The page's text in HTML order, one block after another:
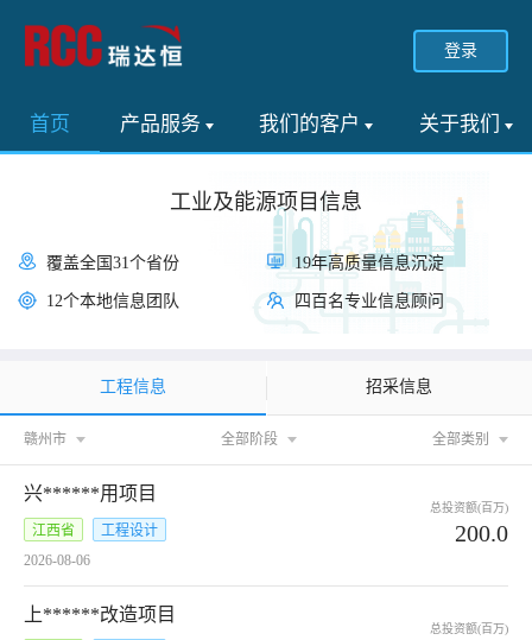
登录
首页 产品服务 我们的客户 关于我们
工业及能源项目信息
覆盖全国31个省份
12个本地信息团队
19年高质量信息沉淀
四百名专业信息顾问
工程信息 招采信息
赣州市 全部阶段 全部类别
兴******用项目
江西省
工程设计
2026-08-06
总投资额(百万)
200.0
上******改造项目
总投资额(百万)